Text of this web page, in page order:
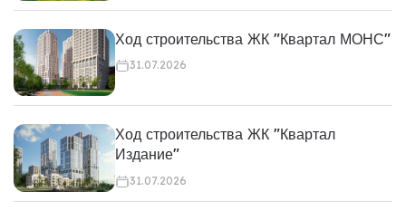
Ход строительства ЖК "Квартал МОНС"
31.07.2026
Ход строительства ЖК "Квартал
Издание"
31.07.2026